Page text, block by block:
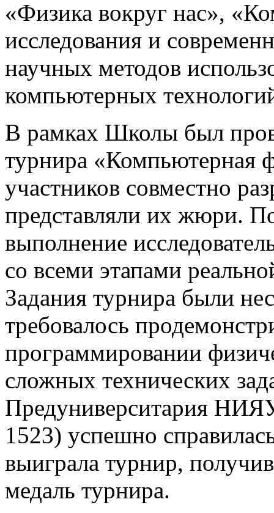
«Физика вокруг нас»,
исследования и
научных методов
компьютерных
В рамках Школы был
турнира «Компьютерная
участников совместно
представляли их жюри.
выполнение
со всеми этапами
Задания турнира были
требовалось
программировании
сложных технических
Предуниверситария
1523) успешно
выиграла турнир,
медаль турнира.